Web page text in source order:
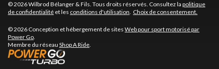
© 2026 Wilbrod Bélanger & Fils. Tous droits réservés. Consultez la politique
de confidentialité et les conditions d'utilisation. Choix de consentement.
© 2026 Conception et hébergement de sites Web pour sport motorisé par
Power Go.
Membre du réseau Shop A Ride.